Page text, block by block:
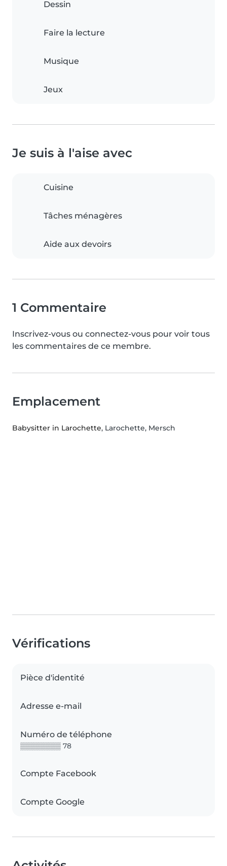
Dessin
Faire la lecture
Musique
Jeux
Je suis à l'aise avec
Cuisine
Tâches ménagères
Aide aux devoirs
1 Commentaire
Inscrivez-vous ou connectez-vous pour voir tous
les commentaires de ce membre.
Emplacement
Babysitter in Larochette, Larochette, Mersch
Vérifications
Pièce d'identité
Adresse e-mail
Numéro de téléphone
▒▒▒▒▒▒▒▒ 78
Compte Facebook
Compte Google